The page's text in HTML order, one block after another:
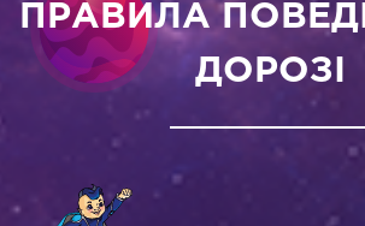
ПРАВИЛА
ДОРОЗІ